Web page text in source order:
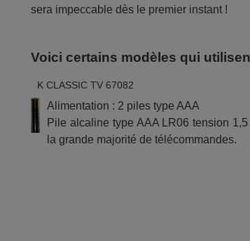
sera impeccable dès le premier instant !
Voici certains modèles qui
K CLASSIC TV 67082
Alimentation : 2 piles type AAA
Pile alcaline type AAA LR06 tension
la grande majorité de télécommandes.